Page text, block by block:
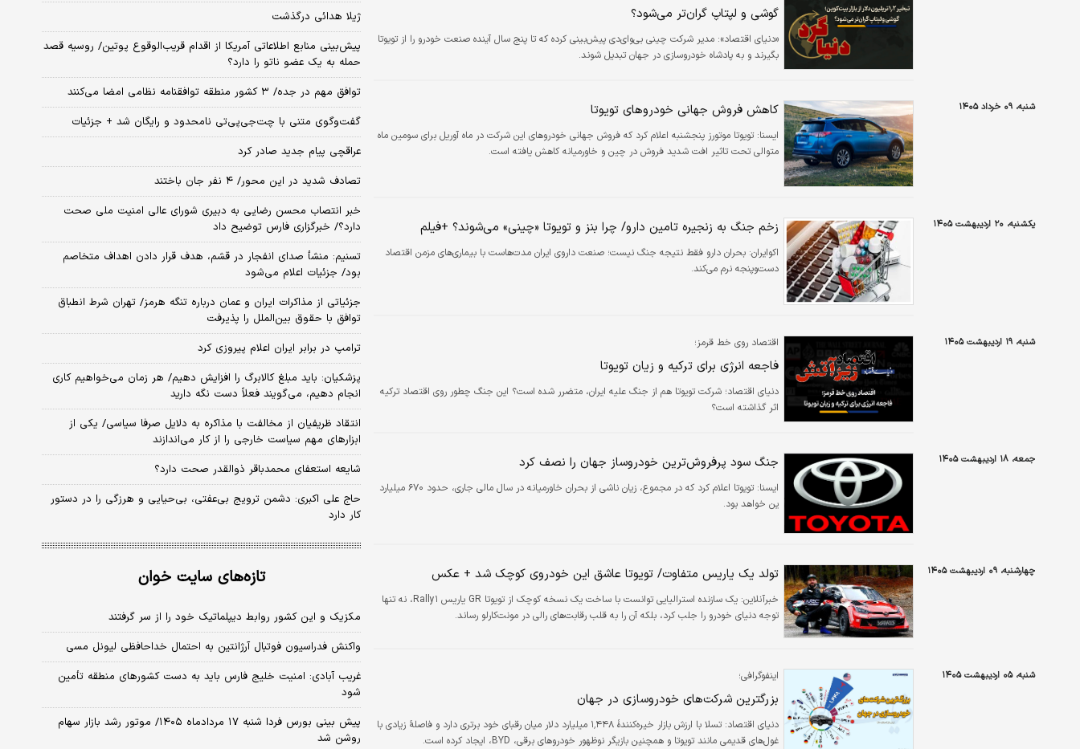
گوشی و لپتاپ گران‌تر می‌شود؟
«دنیای اقتصاد»: مدیر شرکت چینی بی‌وای‌دی پیش‌بینی کرده که تا پنج سال آینده صنعت خودرو را از تویوتا
بگیرند و به پادشاه خودروسازی در جهان تبدیل شوند.
شنبه، ۰۹ خرداد ۱۴۰۵ کاهش فروش جهانی خودروهای تویوتا
ایسنا: تویوتا موتورز پنجشنبه اعلام کرد که فروش جهانی خودروهای این شرکت در ماه آوریل برای سومین ماه
متوالی تحت تاثیر افت شدید فروش در چین و خاورمیانه کاهش یافته است.
یکشنبه، ۲۰ اردیبهشت ۱۴۰۵ زخم جنگ به زنجیره تامین دارو/ چرا بنز و تویوتا «چینی» می‌شوند؟ +فیلم
اکوایران: بحران دارو فقط نتیجه جنگ نیست؛ صنعت داروی ایران مدت‌هاست با بیماری‌های مزمن اقتصاد
دست‌وپنجه نرم می‌کند.
شنبه، ۱۹ اردیبهشت ۱۴۰۵ اقتصاد روی خط قرمز؛
فاجعه انرژی برای ترکیه و زیان تویوتا
دنیای اقتصاد؛ شرکت تویوتا هم از جنگ علیه ایران، متضرر شده است؟ این جنگ چطور روی اقتصاد ترکیه
اثر گذاشته است؟
جمعه، ۱۸ اردیبهشت ۱۴۰۵ جنگ سود پرفروش‌ترین خودروساز جهان را نصف کرد
ايسنا:
تویوتا اعلام کرد که در مجموع، زیان ناشی از بحران خاورمیانه در سال مالی جاری، حدود ۶۷۰ میلیارد
ین خواهد بود.
چهارشنبه، ۰۹ اردیبهشت ۱۴۰۵ تولد یک یاریس متفاوت/ تویوتا عاشق این خودروی کوچک شد + عکس
خبرآنلاین:
یک سازنده استرالیایی توانست با ساخت یک نسخه کوچک از تویوتا GR یاریس Rally۱، نه‌ تنها
توجه دنیای خودرو را جلب کرد، بلکه آن را به قلب رقابت‌های رالی در مونت‌کارلو رساند.
شنبه، ۰۵ اردیبهشت ۱۴۰۵ اینفوگرافی؛
بزرگترین شرکت‌های خودروسازی در جهان
دنیای اقتصاد: تسلا با ارزش بازار خیره‌کنندهٔ ۱٬۴۴۸ میلیارد دلار میان رقبای خود برتری دارد و فاصلهٔ زیادی با
غول‌های قدیمی مانند تویوتا و همچنین بازیگر نوظهور خودروهای برقی، BYD، ایجاد کرده است.
ژیلا هدائی درگذشت
پیش‌بینی منابع اطلاعاتی آمریکا از اقدام قریب‌الوقوع پوتین/ روسیه قصد
حمله به یک عضو ناتو را دارد؟
توافق مهم در جده/ ۳ کشور منطقه توافقنامه نظامی امضا می‌کنند
گفت‌وگوی متنی با چت‌جی‌پی‌تی نامحدود و رایگان شد + جزئیات
عراقچی پیام جدید صادر کرد
تصادف شدید در این محور/ ۴ نفر جان باختند
خبر انتصاب محسن رضایی به دبیری شورای عالی امنیت ملی صحت
دارد؟/ خبرگزاری فارس توضیح داد
تسنیم: منشأ صدای انفجار در قشم، هدف قرار دادن اهداف متخاصم
بود/ جزئیات اعلام می‌شود
جزئیاتی از مذاکرات ایران و عمان درباره تنگه هرمز/ تهران شرط انطباق
توافق با حقوق بین‌الملل را پذیرفت
ترامپ در برابر ایران اعلام پیروزی کرد
پزشکیان: باید مبلغ کالابرگ را افزایش دهیم/ هر زمان می‌خواهیم کاری
انجام دهیم، می‌گویند فعلاً دست نگه دارید
انتقاد ظریفیان از مخالفت با مذاکره به دلایل صرفا سیاسی/ یکی از
ابزارهای مهم سیاست خارجی را از کار می‌اندازند
شایعه استعفای محمدباقر ذوالقدر صحت دارد؟
حاج علی اکبری: دشمن ترویج بی‌عفتی، بی‌حیایی و هرزگی را در دستور
کار دارد
تازه‌های سایت خوان
مکزیک و این کشور روابط دیپلماتیک خود را از سر گرفتند
واکنش فدراسیون فوتبال آرژانتین به احتمال خداحافظی لیونل مسی
غریب آبادی: امنیت خلیج فارس باید به دست کشورهای منطقه تأمین
شود
پیش بینی بورس فردا شنبه ۱۷ مردادماه ۱۴۰۵/ موتور رشد بازار سهام
روشن شد